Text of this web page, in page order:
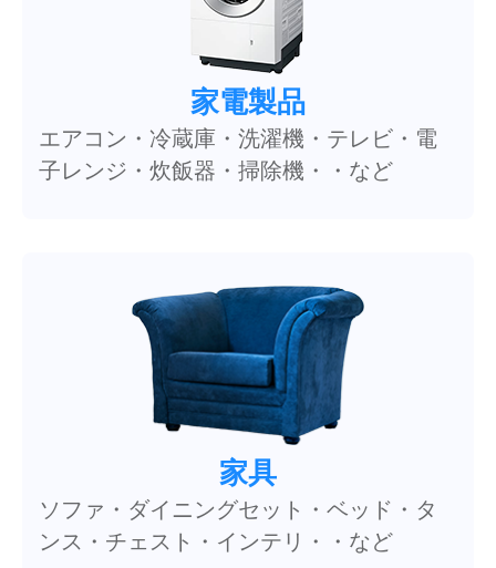
家電製品
エアコン・冷蔵庫・洗濯機・テレビ・電
子レンジ・炊飯器・掃除機・・など
家具
ソファ・ダイニングセット・ベッド・タ
ンス・チェスト・インテリ・・など